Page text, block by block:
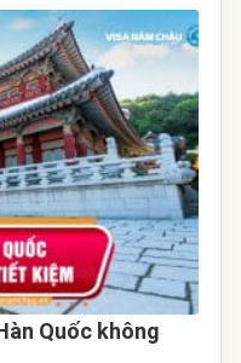
Quốc không